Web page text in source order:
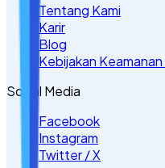
Tentang Kami
Karir
Blog
Kebijakan
Sosial Media
Facebook
Instagram
Twitter / X